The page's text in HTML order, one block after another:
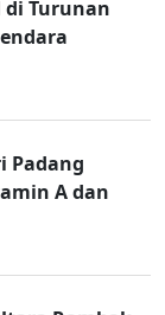
di Turunan
Padang
A dan